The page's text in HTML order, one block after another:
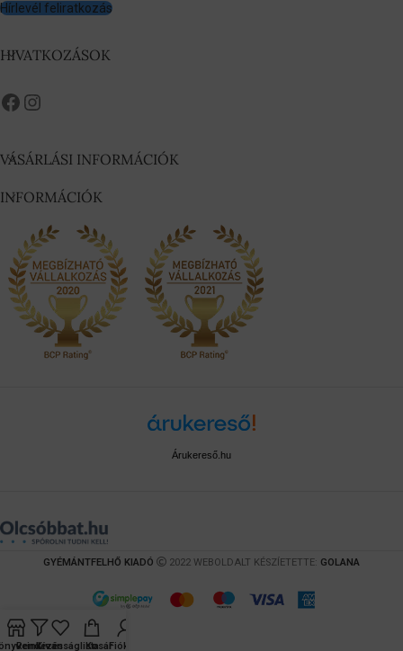
Hírlevél feliratkozás
HIVATKOZÁSOK
VÁSÁRLÁSI INFORMÁCIÓK
INFORMÁCIÓK
Árukereső.hu
GYÉMÁNTFELHŐ KIADÓ 2022 WEBOLDALT KÉSZÍETETTE: GOLANA
Rendezés
KívánságlistaKosárFiókom